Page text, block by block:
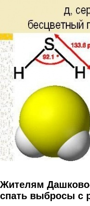
Жителям
спать выбросы с